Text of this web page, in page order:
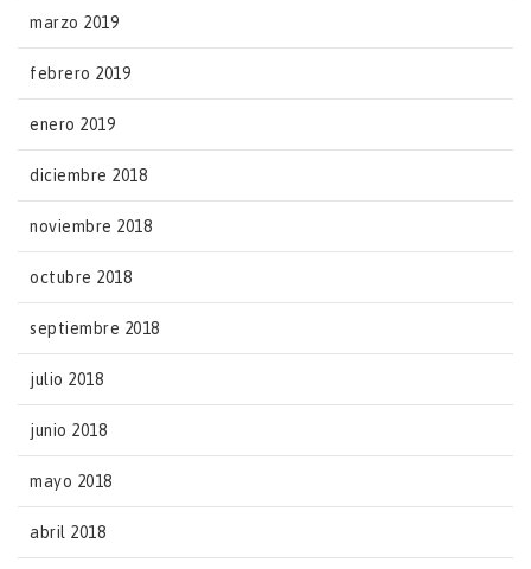
marzo 2019
febrero 2019
enero 2019
diciembre 2018
noviembre 2018
octubre 2018
septiembre 2018
julio 2018
junio 2018
mayo 2018
abril 2018